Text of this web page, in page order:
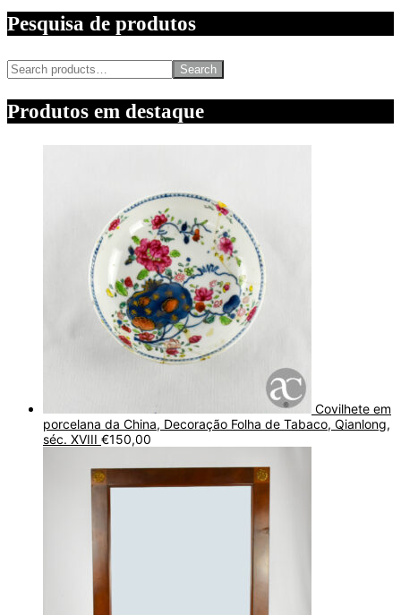
Pesquisa de produtos
Search
Produtos em destaque
Covilhete em
porcelana da China, Decoração Folha de Tabaco, Qianlong,
séc. XVIII €150,00